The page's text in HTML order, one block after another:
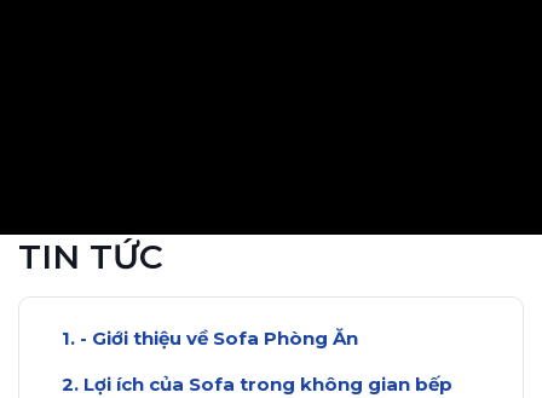
TIN TỨC
- Giới thiệu về Sofa Phòng Ăn
Lợi ích của Sofa trong không gian bếp